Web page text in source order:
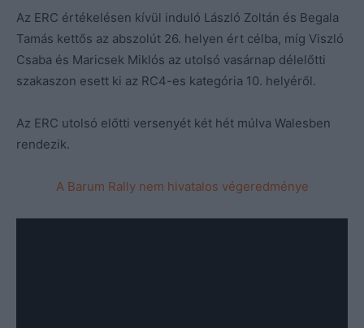
Az ERC értékelésen kívül induló László Zoltán és Begala
Tamás kettős az abszolút 26. helyen ért célba, míg Viszló
Csaba és Maricsek Miklós az utolsó vasárnap délelőtti
szakaszon esett ki az RC4-es kategória 10. helyéről.
Az ERC utolsó előtti versenyét két hét múlva Walesben
rendezik.
A Barum Rally nem hivatalos végeredménye